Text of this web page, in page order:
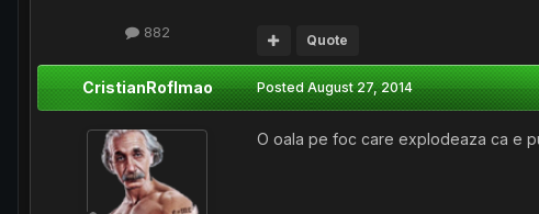
882
Quote
CristianRoflmao PostedAugust 27, 2014
O oala pe foc care explodeaza ca e